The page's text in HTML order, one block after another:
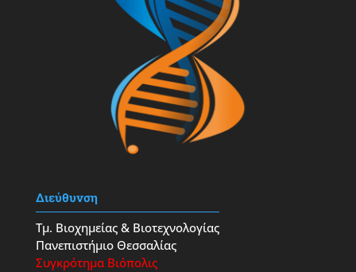
Διεύθυνση
Τμ. Βιοχημείας & Βιοτεχνολογίας
Πανεπιστήμιο Θεσσαλίας
Συγκρότημα Βιόπολις